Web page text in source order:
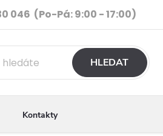
046 (Po-Pá: 9:00 - 17:00)
Výhody e-shopu Porovnání
HLEDAT
Kontakty